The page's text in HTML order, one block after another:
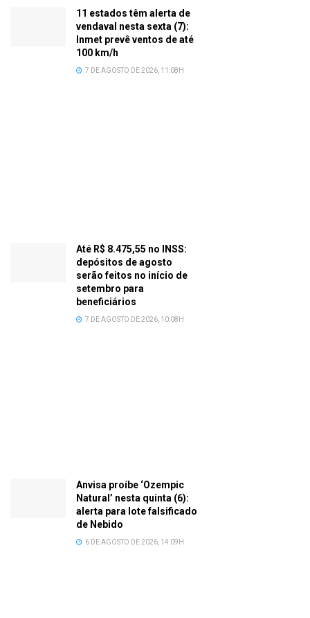
11 estados têm alerta de
vendaval nesta sexta (7):
Inmet prevê ventos de até
100 km/h
7 DE AGOSTO DE 2026, 11:08H
Até R$ 8.475,55 no INSS:
depósitos de agosto
serão feitos no início de
setembro para
beneficiários
7 DE AGOSTO DE 2026, 10:08H
Anvisa proíbe ‘Ozempic
Natural’ nesta quinta (6):
alerta para lote falsificado
de Nebido
6 DE AGOSTO DE 2026, 14:09H